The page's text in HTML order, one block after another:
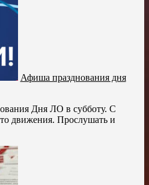
Афиша празднования дня
Дня ЛО в субботу. С
движения. Прослушать и